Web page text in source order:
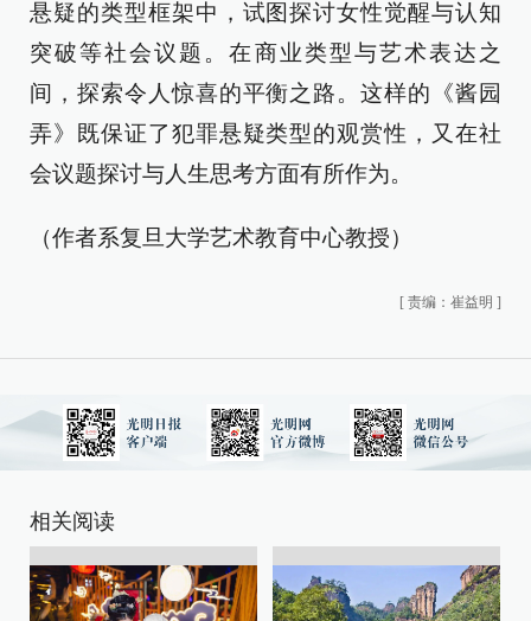
悬疑的类型框架中，试图探讨女性觉醒与认知
突破等社会议题。在商业类型与艺术表达之
间，探索令人惊喜的平衡之路。这样的《酱园
弄》既保证了犯罪悬疑类型的观赏性，又在社
会议题探讨与人生思考方面有所作为。
（作者系复旦大学艺术教育中心教授）
[ 责编：崔益明 ]
相关阅读